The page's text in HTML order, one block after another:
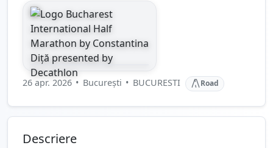
26 apr. 2026 • București • BUCURESTI Road
Descriere